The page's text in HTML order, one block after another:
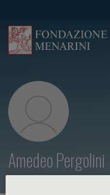
Amedeo Pergolini